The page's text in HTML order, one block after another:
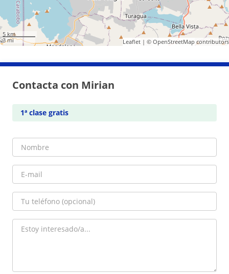
5 km
3 mi
Leaflet| © OpenStreetMap contributors
Contacta con Mirian
1ª clase gratis